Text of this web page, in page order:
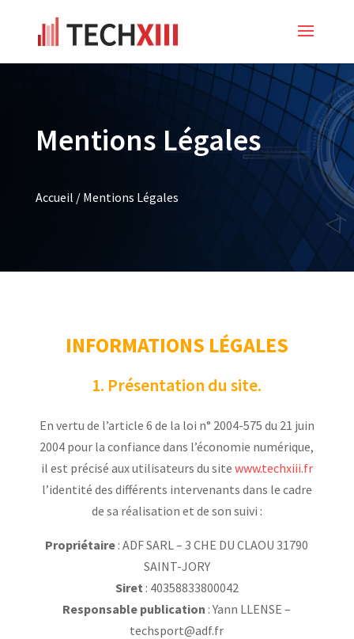
Mentions Légales
Accueil / Mentions Légales
INFORMATIONS LÉGALES
1. Présentation du site.
En vertu de l’article 6 de la loi n° 2004-575 du 21 juin
2004 pour la confiance dans l’économie numérique,
il est précisé aux utilisateurs du site www.techxiii.fr
l’identité des différents intervenants dans le cadre
de sa réalisation et de son suivi :
Propriétaire : ADF SARL – 3 CHE DU CLAOU 31790
SAINT-JORY
Siret : 40358833800042
Responsable publication : Yann LLENSE –
techsport@adf.fr